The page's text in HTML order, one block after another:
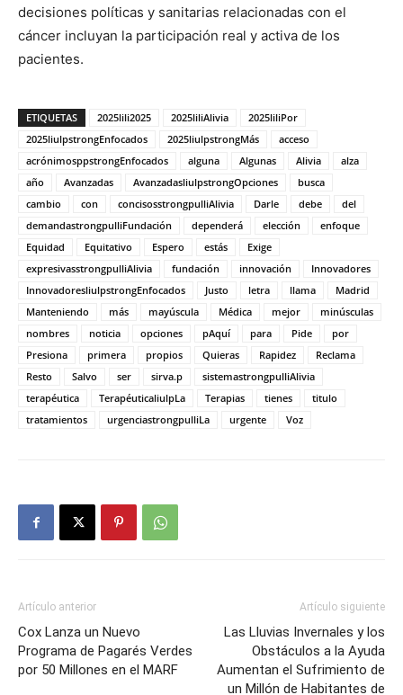
decisiones políticas y sanitarias relacionadas con el
cáncer incluyan la participación real y activa de los
pacientes.
ETIQUETAS 2025lili2025 2025liliAlivia
2025liliPor
2025liulpstrongEnfocados
2025liulpstrongMás
acceso
acrónimosppstrongEnfocados
alguna Algunas Alivia
alza
año
Avanzadas AvanzadasliulpstrongOpciones
busca
cambio
con concisosstrongpulliAlivia Darle debe
del
demandastrongpulliFundación
dependerá elección
enfoque
Equidad
Equitativo Espero estás
Exige
expresivasstrongpulliAlivia
fundación innovación
Innovadores
InnovadoresliulpstrongEnfocados
Justo letra llama
Madrid
Manteniendo
más mayúscula Médica mejor
minúsculas
nombres
noticia opciones pAquí para Pide
por
Presiona
primera propios Quieras Rapidez
Reclama
Resto
Salvo ser sirva.p
sistemastrongpulliAlivia
terapéutica
TerapéuticaliulpLa Terapias tienes
titulo
tratamientos
urgenciastrongpulliLa urgente Voz
Artículo anterior
Cox Lanza un Nuevo
Programa de Pagarés Verdes
por 50 Millones en el MARF
Artículo siguiente
Las Lluvias Invernales y los
Obstáculos a la Ayuda
Aumentan el Sufrimiento de
un Millón de Habitantes de